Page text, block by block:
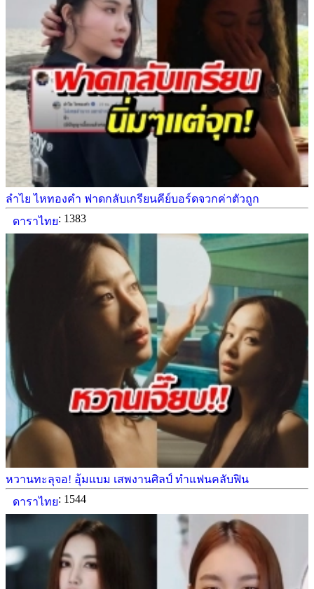
ลำไย ไหทองคำ ฟาดกลับเกรียนคีย์บอร์ดจวกค่าตัวถูก
ดาราไทย: 1383
หวานทะลุจอ! อุ้มแบม เสพงานศิลป์ ทำแฟนคลับฟิน
ดาราไทย: 1544